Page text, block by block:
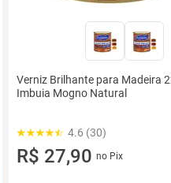
Verniz Brilhante para Madeira
Imbuia Mogno Natural
4.6 (30)
R$ 27,90 no Pix